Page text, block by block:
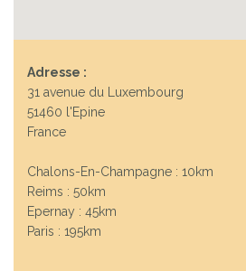
Adresse :
31 avenue du Luxembourg
51460 l'Epine
France
Chalons-En-Champagne : 10km
Reims : 50km
Epernay : 45km
Paris : 195km